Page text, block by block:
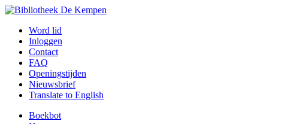
Word lid
Inloggen
Contact
FAQ
Openingstijden
Nieuwsbrief
Translate to English
Boekbot